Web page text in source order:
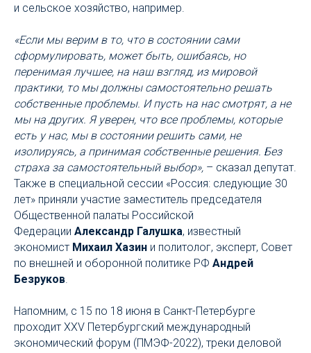
и сельское хозяйство, например.
«Если мы верим в то, что в состоянии сами
сформулировать, может быть, ошибаясь, но
перенимая лучшее, на наш взгляд, из мировой
практики, то мы должны самостоятельно решать
собственные проблемы. И пусть на нас смотрят, а не
мы на других. Я уверен, что все проблемы, которые
есть у нас, мы в состоянии решить сами, не
изолируясь, а принимая собственные решения. Без
страха за самостоятельный выбор», – сказал депутат.
Также в специальной сессии «Россия: следующие 30
лет» приняли участие заместитель председателя
Общественной палаты Российской
Федерации Александр Галушка, известный
экономист Михаил Хазин и политолог, эксперт, Совет
по внешней и оборонной политике РФ Андрей
Безруков.
Напомним, с 15 по 18 июня в Санкт-Петербурге
проходит XXV Петербургский международный
экономический форум (ПМЭФ-2022), треки деловой